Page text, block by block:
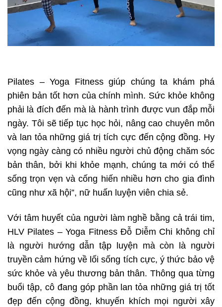
Pilates – Yoga Fitness giúp chúng ta khám phá
phiên bản tốt hơn của chính mình. Sức khỏe không
phải là đích đến mà là hành trình được vun đắp mỗi
ngày. Tôi sẽ tiếp tục học hỏi, nâng cao chuyên môn
và lan tỏa những giá trị tích cực đến cộng đồng. Hy
vọng ngày càng có nhiều người chủ động chăm sóc
bản thân, bởi khi khỏe mạnh, chúng ta mới có thể
sống trọn vẹn và cống hiến nhiều hơn cho gia đình
cũng như xã hội”, nữ huấn luyện viên chia sẻ.
Với tâm huyết của người làm nghề bằng cả trái tim,
HLV Pilates – Yoga Fitness Đỗ Diễm Chi không chỉ
là người hướng dẫn tập luyện mà còn là người
truyền cảm hứng về lối sống tích cực, ý thức bảo vệ
sức khỏe và yêu thương bản thân. Thông qua từng
buổi tập, cô đang góp phần lan tỏa những giá trị tốt
đẹp đến cộng đồng, khuyến khích mọi người xây